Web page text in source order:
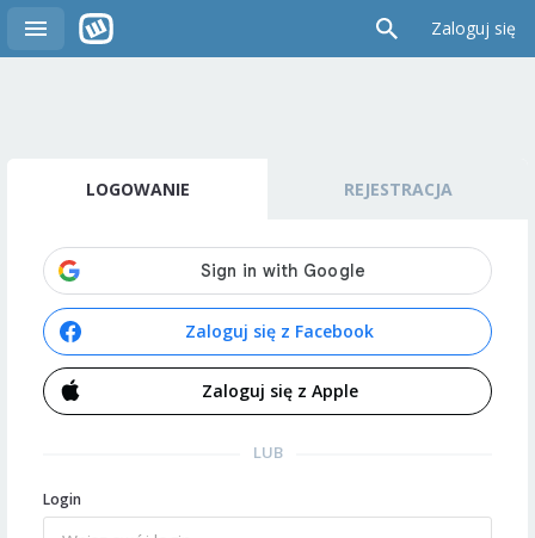
Zaloguj się
LOGOWANIE REJESTRACJA
Zaloguj się z Facebook
Zaloguj się z Apple
LUB
Login